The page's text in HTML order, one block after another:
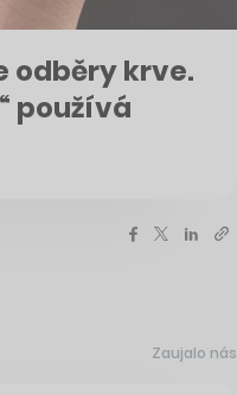
odběry krve.
používá
Zaujalo nás